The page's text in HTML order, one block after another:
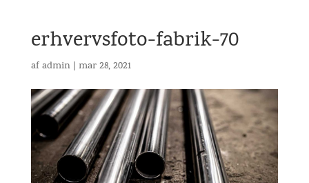
erhvervsfoto-fabrik-70
afadmin| mar 28, 2021